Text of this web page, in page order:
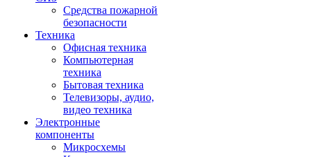
Средства пожарной
безопасности
Техника
Офисная техника
Компьютерная
техника
Бытовая техника
Телевизоры, аудио,
видео техника
Электронные
компоненты
Микросхемы